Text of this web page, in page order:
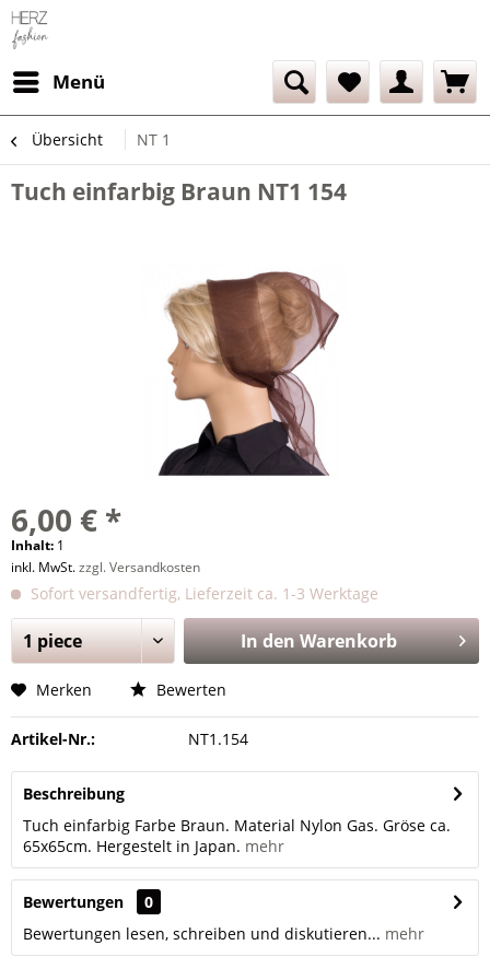
Menü
Übersicht NT 1
Tuch einfarbig Braun NT1 154
6,00 € *
Inhalt: 1
inkl. MwSt.zzgl. Versandkosten
Sofort versandfertig, Lieferzeit ca. 1-3 Werktage
In denWarenkorb
Merken Bewerten
Artikel-Nr.: NT1.154
Beschreibung
Tuch einfarbig Farbe Braun. Material Nylon Gas. Gröse ca.
65x65cm. Hergestelt in Japan. mehr
Bewertungen
0
Bewertungen lesen, schreiben und diskutieren... mehr